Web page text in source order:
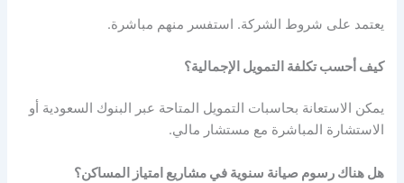
يعتمد على شروط الشركة. استفسر منهم مباشرة.
كيف أحسب تكلفة التمويل الإجمالية؟
يمكن الاستعانة بحاسبات التمويل المتاحة عبر البنوك السعودية أو
الاستشارة المباشرة مع مستشار مالي.
هل هناك رسوم صيانة سنوية في مشاريع امتياز المساكن؟